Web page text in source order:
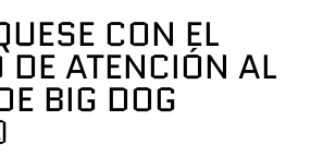
CON EL
DE ATENCIÓN AL
BIG DOG